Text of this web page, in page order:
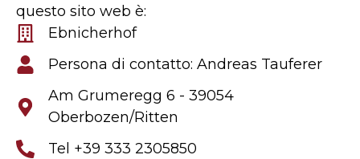
questo sito web è:
Ebnicherhof
Persona di contatto: Andreas Tauferer
Am Grumeregg 6 - 39054
Oberbozen/Ritten
Tel +39 333 2305850